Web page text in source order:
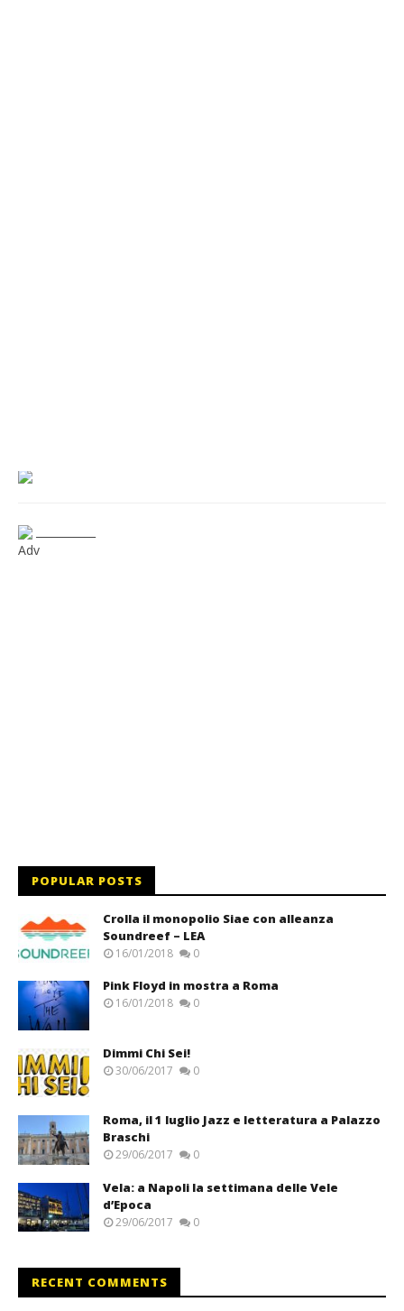
Adv
POPULAR POSTS
Crolla il monopolio Siae con alleanza
Soundreef – LEA
16/01/2018 0
Pink Floyd in mostra a Roma
16/01/2018 0
Dimmi Chi Sei!
30/06/2017 0
Roma, il 1 luglio Jazz e letteratura a Palazzo
Braschi
29/06/2017 0
Vela: a Napoli la settimana delle Vele
d’Epoca
29/06/2017 0
RECENT COMMENTS